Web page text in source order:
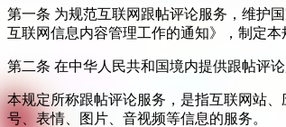
第一条 为规范互联网跟帖评论服务，维护
互联网信息内容管理工作的通知》，制定本
第二条 在中华人民共和国境内提供跟帖评
本规定所称跟帖评论服务，是指互联网站
号、表情、图片、音视频等信息的服务。